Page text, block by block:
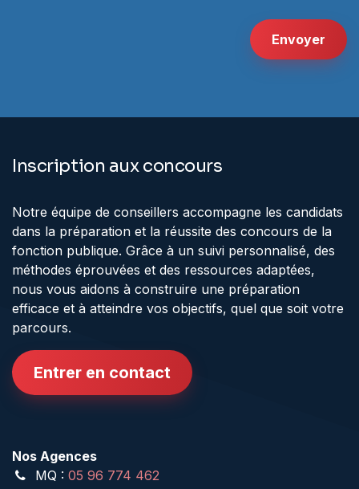
Envoyer
Inscription aux concours
Notre équipe de conseillers accompagne les candidats
dans la préparation et la réussite des concours de la
fonction publique. Grâce à un suivi personnalisé, des
méthodes éprouvées et des ressources adaptées,
nous vous aidons à construire une préparation
efficace et à atteindre vos objectifs, quel que soit votre
parcours.
Entrer en contact
Nos Agences
MQ : 05 96 774 462